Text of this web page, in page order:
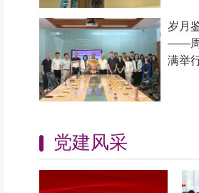
岁月
——周
满举
党建风采